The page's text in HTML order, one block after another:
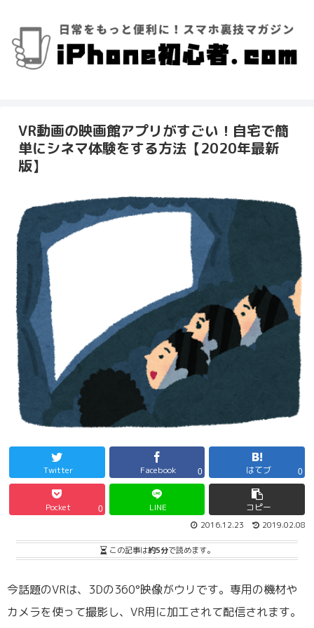
VR動画の映画館アプリがすごい！自宅で簡
単にシネマ体験をする方法【2020年最新
版】
Twitter Facebook 0 はてブ 0
Pocket 0 LINE コピー
2019.02.08
2016.12.23
この記事は約5分で読めます。
今話題のVRは、3Dの360°映像がウリです。専用の機材や
カメラを使って撮影し、VR用に加工されて配信されます。